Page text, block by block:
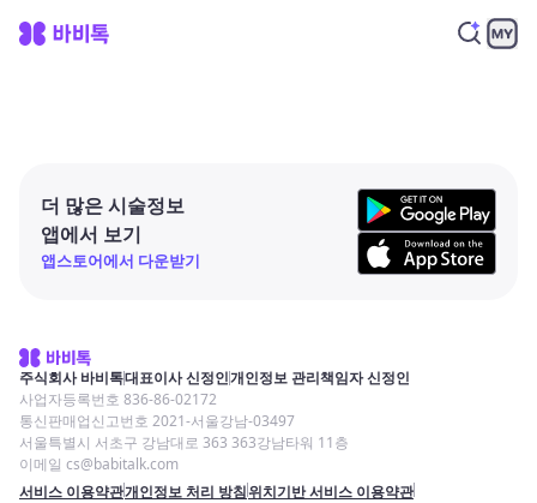
더 많은 시술정보
앱에서 보기
앱스토어에서 다운받기
주식회사 바비톡대표이사 신정인개인정보 관리책임자 신정인
사업자등록번호 836-86-02172
통신판매업신고번호 2021-서울강남-03497
서울특별시 서초구 강남대로 363 363강남타워 11층
이메일 cs@babitalk.com
서비스 이용약관개인정보 처리 방침위치기반 서비스 이용약관